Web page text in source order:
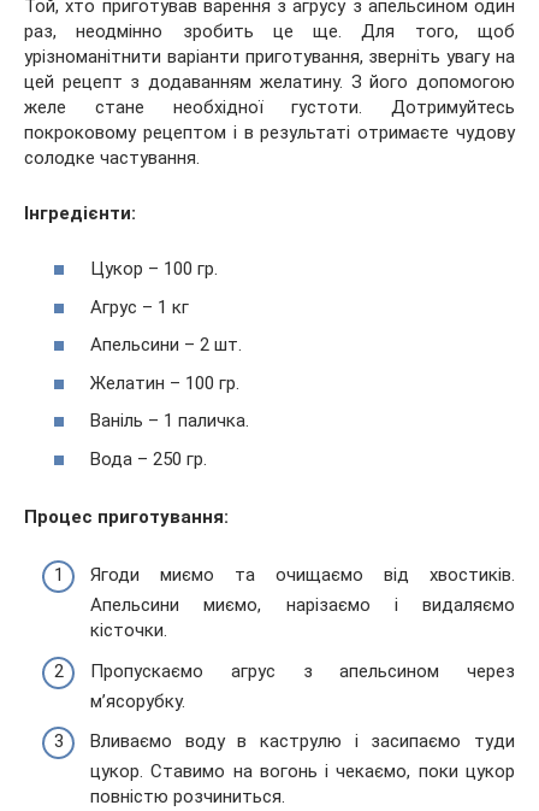
Той, хто приготував варення з агрусу з апельсином один
раз, неодмінно зробить це ще. Для того, щоб
урізноманітнити варіанти приготування, зверніть увагу на
цей рецепт з додаванням желатину. З його допомогою
желе стане необхідної густоти. Дотримуйтесь
покроковому рецептом і в результаті отримаєте чудову
солодке частування.
Інгредієнти:
Цукор – 100 гр.
Агрус – 1 кг
Апельсини – 2 шт.
Желатин – 100 гр.
Ваніль – 1 паличка.
Вода – 250 гр.
Процес приготування:
Ягоди миємо та очищаємо від хвостиків.
Апельсини миємо, нарізаємо і видаляємо
кісточки.
Пропускаємо агрус з апельсином через
м’ясорубку.
Вливаємо воду в каструлю і засипаємо туди
цукор. Ставимо на вогонь і чекаємо, поки цукор
повністю розчиниться.